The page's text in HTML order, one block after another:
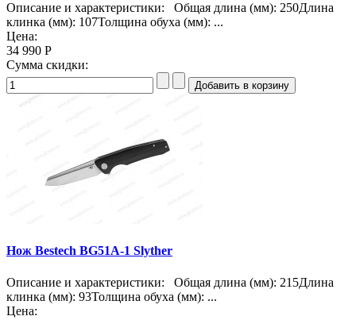
Описание и характеристики: Общая длина (мм): 250Длина
клинка (мм): 107Толщина обуха (мм): ...
Цена:
34 990 Р
Сумма скидки:
Нож Bestech BG51A-1 Slyther
Описание и характеристики: Общая длина (мм): 215Длина
клинка (мм): 93Толщина обуха (мм): ...
Цена: